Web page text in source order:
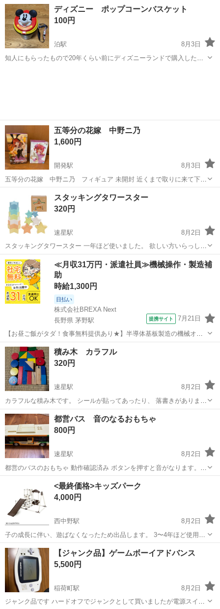
い。 朝日〜黒部（魚津のK's電気辺りまでならギリ可能）間でお取引き
可能な方宜しくお願いします。
富山 下新川郡 泊駅 おもちゃ
ディズニー ポップコーンバスケット
100円
泊駅
8月3日
知人にもらったもので20年くらい前にディズニーランドで購入したも
五等分の花嫁 中野ニ乃
1,600円
開発駅
8月3日
五等分の花嫁 中野ニ乃 フィギュア 未開封 近くまで取りに来て下さ
い
開発駅 フィギュア
スタッキングタワースター
320円
速星駅
8月2日
スタッキングタワースター 一年ほど使いました。 欲しい方いらっしゃ
れば 箱は捨ててしまったのでありません。 土日のファボーレ周辺か
平日夕方大沢野でのお取引希望です
富山 富山市 速星駅 その他 周辺
≪月収31万円・派遣社員≫機械操作・製造補
助
時給1,300円
日払い
株式会社BREXA Next
長野県 茅野駅
提携サイト 7月21日
【お昼ご飯がタダ！食事無料提供あり★】半導体基板製造の機械オペ
レーターや検査作業！未経験活躍中★カップル＆友達同士の応募OK！
赴任旅費会社負担★嬉しい無料送迎◎正社員登用制度あり！マイカー
通勤OK！無料駐車場完備！《長野県茅...
長野 茅野市 茅野駅
積み木 カラフル
320円
速星駅
8月2日
カラフルな積み木です。 シールが貼ってあったり、 落書きがありま
す。 まとめてお取引の方は300円です^_^ 取引は土日のファボーレ周辺
か 大沢野です。
富山 富山市 速星駅 パズル
都営バス 音のなるおもちゃ
800円
速星駅
8月2日
都営のバスのおもちゃ 動作確認済み ボタンを押すと音がなります。
前のライトも光ります。 扉の開け閉めも可能です。 車好きのお子さん
におすすめです。 電池は入った状態でお渡し予定です。 音のなる消防
車やトミカもたくさんあ...
速星駅 おもちゃ 都営バス
<最終価格>キッズパーク
4,000円
西中野駅
8月2日
子の成長に伴い、遊ばなくなったため出品します。 3〜4年ほど使用し
ていたため、使用感あります。 片付けるまでは通常通り遊んでいまし
た。 破損で気になる箇所はありません。 部品も揃っています。 取説
もありますが、端の方...
富山 富山市 西中野駅 その他 キッズパーク
【ジャンク品】ゲームボーイアドバンス
5,500円
稲荷町駅
8月2日
ジャンク品です ハードオフでジャンクとして買いましたが電源スイッ